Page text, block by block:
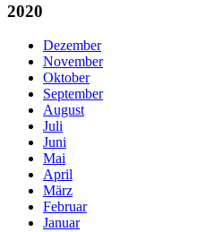
2020
Dezember
November
Oktober
September
August
Juli
Juni
Mai
April
März
Februar
Januar